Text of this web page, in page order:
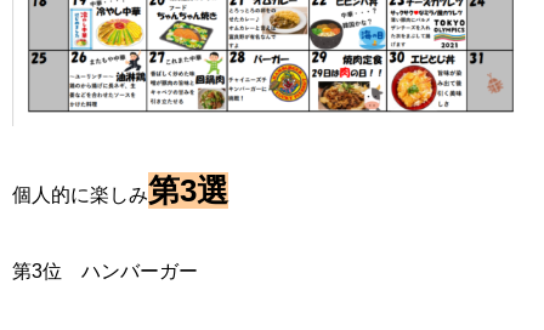
個人的に楽しみ第3選
第3位 ハンバーガー